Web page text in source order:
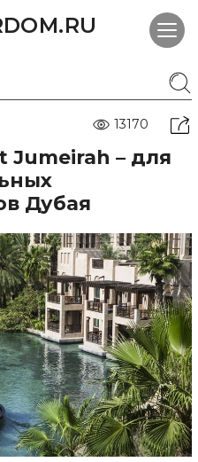
13170
Jumeirah – для
Дубая